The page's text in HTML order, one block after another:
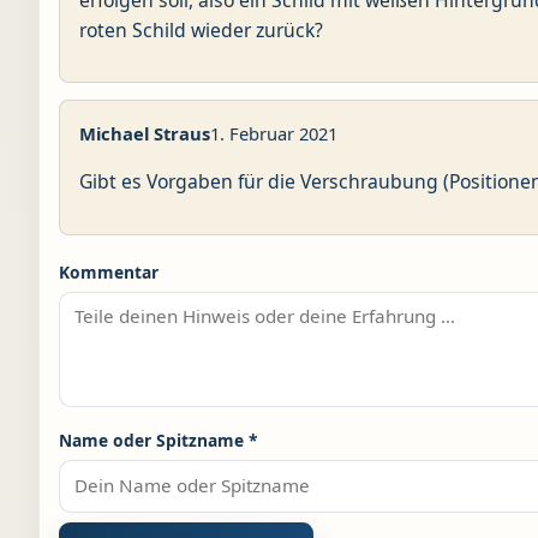
roten Schild wieder zurück?
Michael Straus1. Februar 2021
Gibt es Vorgaben für die Verschraubung
Kommentar
Name oder Spitzname *